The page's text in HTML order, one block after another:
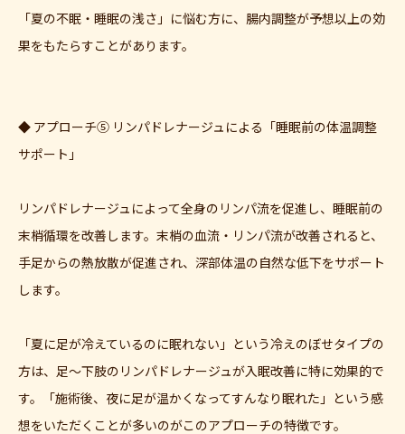
「夏の不眠・睡眠の浅さ」に悩む方に、腸内調整が予想以上の効
果をもたらすことがあります。
◆ アプローチ⑤ リンパドレナージュによる「睡眠前の体温調整
サポート」
リンパドレナージュによって全身のリンパ流を促進し、睡眠前の
末梢循環を改善します。末梢の血流・リンパ流が改善されると、
手足からの熱放散が促進され、深部体温の自然な低下をサポート
します。
「夏に足が冷えているのに眠れない」という冷えのぼせタイプの
方は、足〜下肢のリンパドレナージュが入眠改善に特に効果的で
す。「施術後、夜に足が温かくなってすんなり眠れた」という感
想をいただくことが多いのがこのアプローチの特徴です。